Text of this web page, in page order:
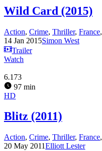
Wild Card (2015)
Action, Crime, Thriller, France,
14 Jan 2015Simon West
Trailer
Watch
6.173
97 min
HD
Blitz (2011)
Action, Crime, Thriller, France,
20 May 2011Elliott Lester